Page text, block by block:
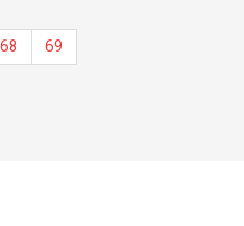
68 69